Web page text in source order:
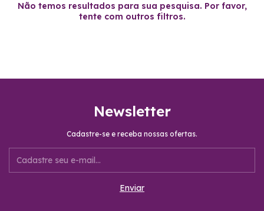
Não temos resultados para sua pesquisa. Por favor,
tente com outros filtros.
Newsletter
Cadastre-se e receba nossas ofertas.